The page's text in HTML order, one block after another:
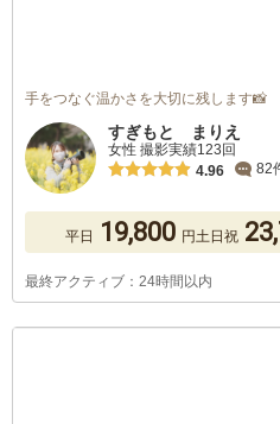
手をつなぐ温かさを大切に残します📸
すぎもと まりえ
女性 撮影実績123回
4.96
82
平日 19,800 円土日祝
最終アクティブ：24時間以内